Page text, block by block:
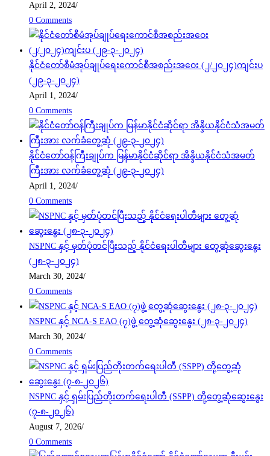
April 2, 2024/
0 Comments
နိုင်ငံတော်စီမံအုပ်ချုပ်ရေးကောင်စီအစည်းအဝေး (၂/၂၀၂၄)ကျင်းပ
(၂၉-၃-၂၀၂၄)
April 1, 2024/
0 Comments
နိုင်ငံတော်ဝန်ကြီးချုပ်က မြန်မာနိုင်ငံဆိုင်ရာ အိန္ဒိယနိုင်ငံသံအမတ်
ကြီးအား လက်ခံတွေ့ဆုံ (၂၉-၃-၂၀၂၄)
April 1, 2024/
0 Comments
NSPNC နှင့် မှတ်ပုံတင်ပြီးသည့် နိုင်ငံရေးပါတီများ တွေ့ဆုံဆွေးနွေး
(၂၈-၃-၂၀၂၄)
March 30, 2024/
0 Comments
NSPNC နှင့် NCA-S EAO (၇)ဖွဲ့ တွေ့ဆုံဆွေးနွေး (၂၈-၃-၂၀၂၄)
March 30, 2024/
0 Comments
NSPNC နှင့် ရှမ်းပြည်တိုးတက်ရေးပါတီ (SSPP) တို့တွေ့ဆုံဆွေးနွေး
(၇-၈-၂၀၂၆)
August 7, 2026/
0 Comments